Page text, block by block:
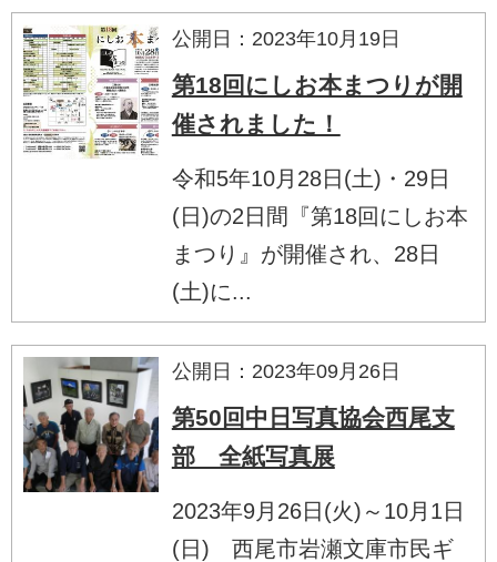
公開日：2023年10月19日
第18回にしお本まつりが開
催されました！
令和5年10月28日(土)・29日
(日)の2日間『第18回にしお本
まつり』が開催され、28日
(土)に...
公開日：2023年09月26日
第50回中日写真協会西尾支
部 全紙写真展
2023年9月26日(火)～10月1日
(日) 西尾市岩瀬文庫市民ギ